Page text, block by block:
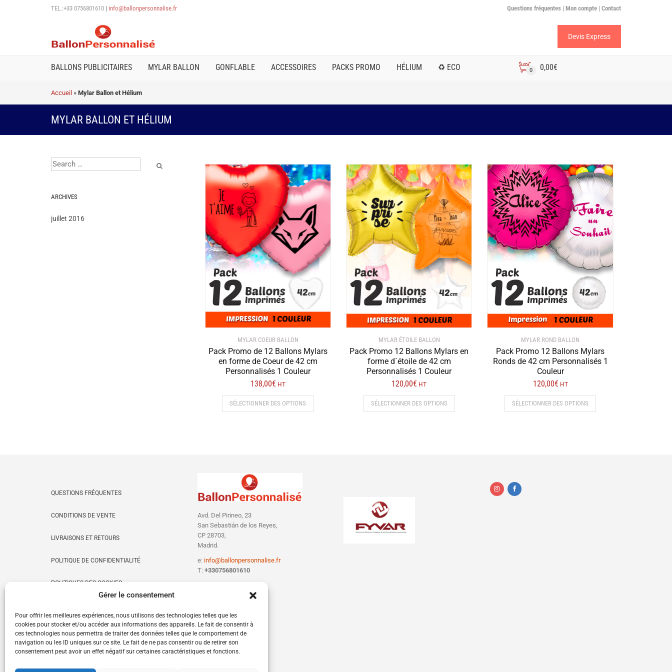
Gérer le consentement
Pour offrir les meilleures expériences, nous utilisons des technologies telles que les
cookies pour stocker et/ou accéder aux informations des appareils. Le fait de consentir à
ces technologies nous permettra de traiter des données telles que le comportement de
navigation ou les ID uniques sur ce site. Le fait de ne pas consentir ou de retirer son
consentement peut avoir un effet négatif sur certaines caractéristiques et fonctions.
TEL.:+33 0756801610 | info@ballonpersonnalise.fr Questions fréquentes | Mon compte | Contact
Devis Express
BALLONS PUBLICITAIRES MYLAR BALLON GONFLABLE ACCESSOIRES PACKS PROMO HÉLIUM ♻️ ECO 0 0,00€
Accueil » Mylar Ballon et Hélium
MYLAR BALLON ET HÉLIUM
MYLAR COEUR BALLON
Pack Promo de 12 Ballons Mylars
en forme de Coeur de 42 cm
Personnalisés 1 Couleur
138,00€ HT
SÉLECTIONNER DES OPTIONS
Ce
MYLAR ÉTOILE BALLON
Pack Promo 12 Ballons Mylars en
forme d´étoile de 42 cm
Personnalisés 1 Couleur
120,00€ HT
SÉLECTIONNER DES OPTIONS
MYLAR ROND BALLON
Pack Promo 12 Ballons Mylars
Ronds de 42 cm Personnalisés 1
Couleur
120,00€ HT
SÉLECTIONNER DES OPTIONS
ARCHIVES
juillet 2016
QUESTIONS FRÉQUENTES
CONDITIONS DE VENTE
LIVRAISONS ET RETOURS
POLITIQUE DE CONFIDENTIALITÉ
POLITIQUES DES COOKIES
MON COMPTE
POLITIQUE DE COOKIES (UE)
Avd. Del Pirineo, 23
San Sebastián de los Reyes,
CP 28703,
Madrid.
e: info@ballonpersonnalise.fr
T: +330756801610